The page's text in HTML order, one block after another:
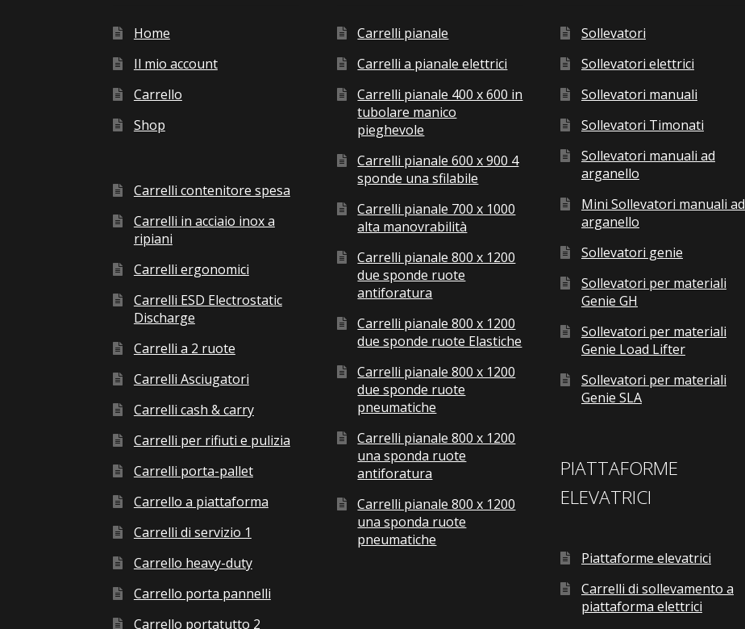
Home
Il mio account
Carrello
Shop
Carrelli contenitore spesa
Carrelli in acciaio inox a
ripiani
Carrelli ergonomici
Carrelli ESD Electrostatic
Discharge
Carrelli a 2 ruote
Carrelli Asciugatori
Carrelli cash & carry
Carrelli per rifiuti e pulizia
Carrelli porta-pallet
Carrello a piattaforma
Carrelli di servizio 1
Carrello heavy-duty
Carrello porta pannelli
Carrello portatutto 2
Carrelli pianale
Carrelli a pianale elettrici
Carrelli pianale 400 x 600 in
tubolare manico
pieghevole
Carrelli pianale 600 x 900 4
sponde una sfilabile
Carrelli pianale 700 x 1000
alta manovrabilità
Carrelli pianale 800 x 1200
due sponde ruote
antiforatura
Carrelli pianale 800 x 1200
due sponde ruote Elastiche
Carrelli pianale 800 x 1200
due sponde ruote
pneumatiche
Carrelli pianale 800 x 1200
una sponda ruote
antiforatura
Carrelli pianale 800 x 1200
una sponda ruote
pneumatiche
Sollevatori
Sollevatori elettrici
Sollevatori manuali
Sollevatori Timonati
Sollevatori manuali ad
arganello
Mini Sollevatori manuali ad
arganello
Sollevatori genie
Sollevatori per materiali
Genie GH
Sollevatori per materiali
Genie Load Lifter
Sollevatori per materiali
Genie SLA
PIATTAFORME
ELEVATRICI
Piattaforme elevatrici
Carrelli di sollevamento a
piattaforma elettrici